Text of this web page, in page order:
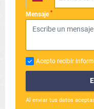
Mensaje *
Acepto recibir
Al enviar tus datos